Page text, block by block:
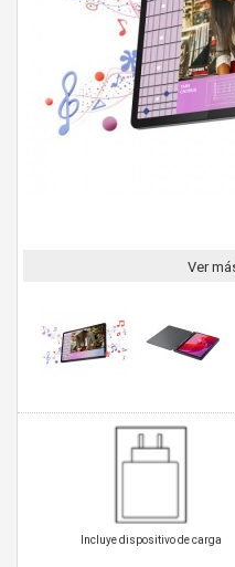
Ver
Incluye dispositivo de carga